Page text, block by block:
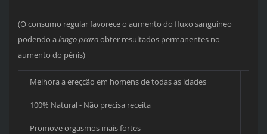
(O consumo regular favorece o aumento do fluxo sanguíneo
podendo a longo prazoobter resultados permanentes no
aumento do pénis)
Melhora a ereçcão em homens de todas as idades
100% Natural - Não precisa receita
Promove orgasmos mais fortes